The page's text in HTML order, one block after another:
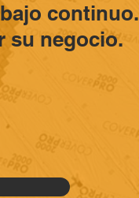
continuo.
su negocio.